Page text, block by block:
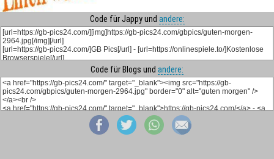
Code für Jappy und andere:
Code für Blogs und andere: